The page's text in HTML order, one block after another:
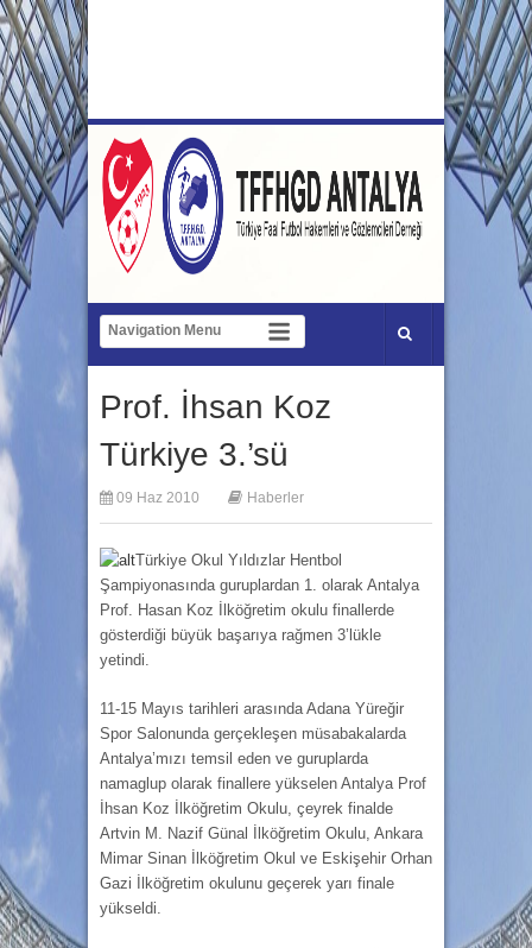
Prof. İhsan Koz
Türkiye 3.’sü
09 Haz 2010 Haberler
Türkiye Okul Yıldızlar Hentbol
Şampiyonasında guruplardan 1. olarak Antalya
Prof. Hasan Koz İlköğretim okulu finallerde
gösterdiği büyük başarıya rağmen 3’lükle
yetindi.
11-15 Mayıs tarihleri arasında Adana Yüreğir
Spor Salonunda gerçekleşen müsabakalarda
Antalya’mızı temsil eden ve guruplarda
namaglup olarak finallere yükselen Antalya Prof
İhsan Koz İlköğretim Okulu, çeyrek finalde
Artvin M. Nazif Günal İlköğretim Okulu, Ankara
Mimar Sinan İlköğretim Okul ve Eskişehir Orhan
Gazi İlköğretim okulunu geçerek yarı finale
yükseldi.